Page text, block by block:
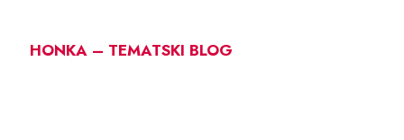
HONKA – TEMATSKI BLOG